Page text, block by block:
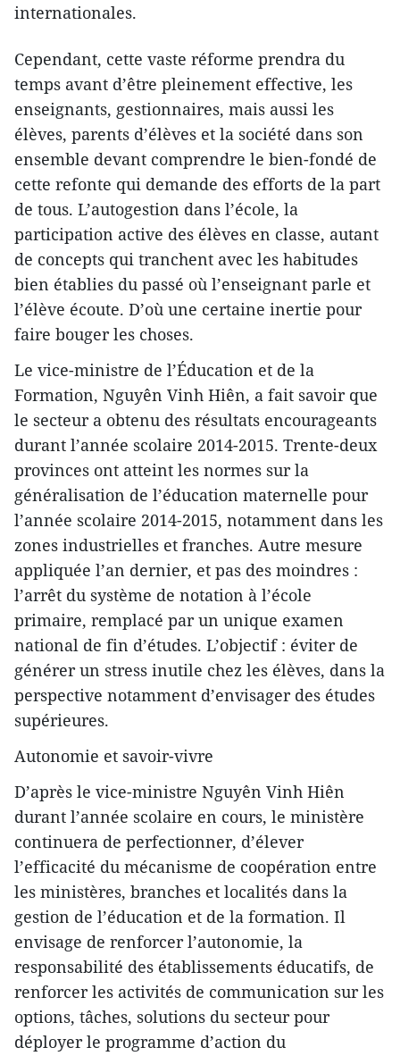
internationales.
Cependant, cette vaste réforme prendra du
temps avant d’être pleinement effective, les
enseignants, gestionnaires, mais aussi les
élèves, parents d’élèves et la société dans son
ensemble devant comprendre le bien-fondé de
cette refonte qui demande des efforts de la part
de tous. L’autogestion dans l’école, la
participation active des élèves en classe, autant
de concepts qui tranchent avec les habitudes
bien établies du passé où l’enseignant parle et
l’élève écoute. D’où une certaine inertie pour
faire bouger les choses.
Le vice-ministre de l’Éducation et de la
Formation, Nguyên Vinh Hiên, a fait savoir que
le secteur a obtenu des résultats encourageants
durant l’année scolaire 2014-2015. Trente-deux
provinces ont atteint les normes sur la
généralisation de l’éducation maternelle pour
l’année scolaire 2014-2015, notamment dans les
zones industrielles et franches. Autre mesure
appliquée l’an dernier, et pas des moindres :
l’arrêt du système de notation à l’école
primaire, remplacé par un unique examen
national de fin d’études. L’objectif : éviter de
générer un stress inutile chez les élèves, dans la
perspective notamment d’envisager des études
supérieures.
Autonomie et savoir-vivre
D’après le vice-ministre Nguyên Vinh Hiên
durant l’année scolaire en cours, le ministère
continuera de perfectionner, d’élever
l’efficacité du mécanisme de coopération entre
les ministères, branches et localités dans la
gestion de l’éducation et de la formation. Il
envisage de renforcer l’autonomie, la
responsabilité des établissements éducatifs, de
renforcer les activités de communication sur les
options, tâches, solutions du secteur pour
déployer le programme d’action du